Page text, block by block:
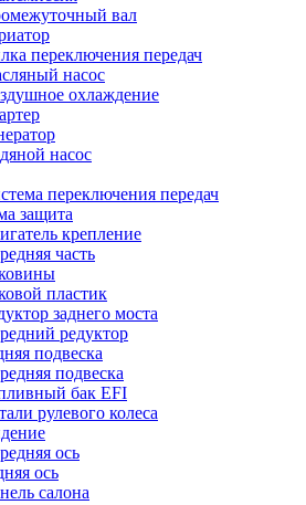
вал
переключения передач
насос
охлаждение
насос
переключения передач
защита
крепление
часть
пластик
заднего моста
редуктор
подвеска
подвеска
бак EFI
рулевого колеса
ось
ось
салона